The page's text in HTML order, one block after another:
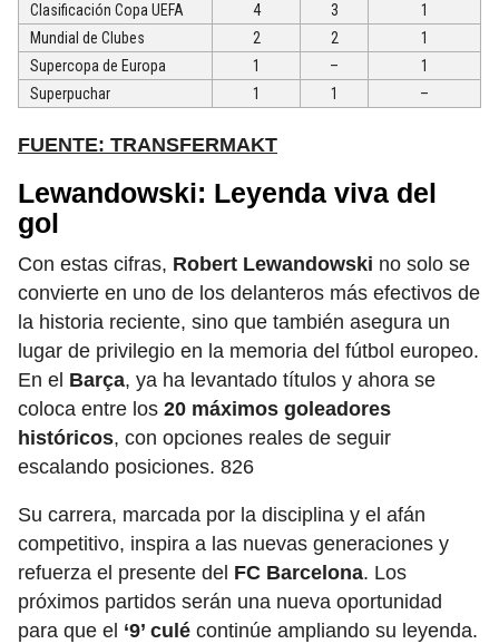
Clasificación Copa UEFA
4 3
1
Mundial de Clubes
2 2
1
Supercopa de Europa
1 –
1
Superpuchar
1 1 –
FUENTE: TRANSFERMAKT
Lewandowski: Leyenda viva del
gol
Con estas cifras, Robert Lewandowski no solo se
convierte en uno de los delanteros más efectivos de
la historia reciente, sino que también asegura un
lugar de privilegio en la memoria del fútbol europeo.
En el Barça, ya ha levantado títulos y ahora se
coloca entre los 20 máximos goleadores
históricos, con opciones reales de seguir
escalando posiciones. 826
Su carrera, marcada por la disciplina y el afán
competitivo, inspira a las nuevas generaciones y
refuerza el presente del FC Barcelona. Los
próximos partidos serán una nueva oportunidad
para que el ‘9’ culé continúe ampliando su leyenda.